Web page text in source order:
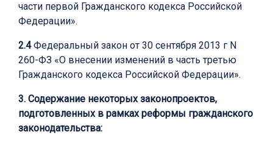
части первой Гражданского кодекса Российской
Федерации».
2.4Федеральный закон от 30 сентября 2013 г N
260-ФЗ «О внесении изменений в часть третью
Гражданского кодекса Российской Федерации».
3. Содержание некоторых законопроектов,
подготовленных в рамках реформы гражданского
законодательства: